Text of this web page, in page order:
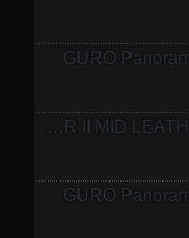
נעלי הליכה ULTRA RAPTOR II MID LEATHER WIDE GTX